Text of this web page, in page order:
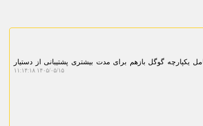
یکپارچه گوگل بازهم برای مدت بیشتری پشتیبانی از دستیار
۱۴۰۵/۰۵/۱۵ ۱۱:۱۴:۱۸